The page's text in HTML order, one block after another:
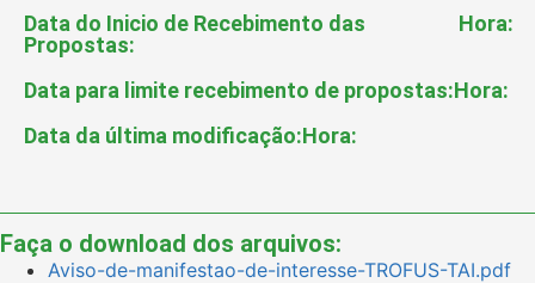
Data do Inicio de Recebimento das
Propostas:
Hora:
Data para limite recebimento de propostas:Hora:
Data da última modificação:Hora:
Faça o download dos arquivos:
Aviso-de-manifestao-de-interesse-TROFUS-TAI.pdf